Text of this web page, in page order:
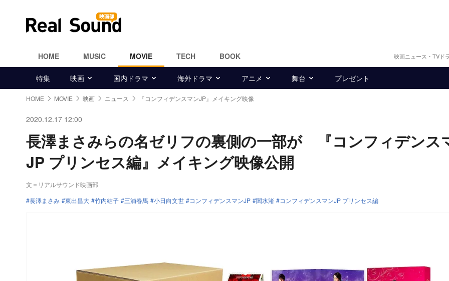
HOME MUSIC MOVIE TECH BOOK 映画ニュース・TVド
特集 映画 国内ドラマ 海外ドラマ アニメ 舞台 プレゼント
HOME MOVIE 映画 ニュース 『コンフィデンスマンJP』メイキング映像
2020.12.17 12:00
長澤まさみらの名ゼリフの裏側の一部が 『コンフィデンス
JP プリンセス編』メイキング映像公開
文＝リアルサウンド映画部
長澤まさみ
東出昌大 竹内結子 三浦春馬 小日向文世 コンフィデンスマンJP 関水渚 コンフィデンスマンJP プリンセス編